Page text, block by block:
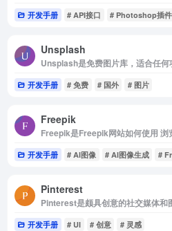
开发手册 # API接口 # Photoshop插件
Unsplash
Unsplash是免费图片库，适合任
开发手册 # 免费 # 国外 # 图片
Freepik
Freepik是Freepik网站如何使用 浏
开发手册 # AI图像 # AI图像生成 #
Pinterest
Pinterest是颇具创意的社交媒体和
开发手册 # UI # 创意 # 灵感